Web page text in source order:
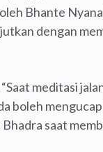
Bhante
dengan
meditasi
boleh
saat